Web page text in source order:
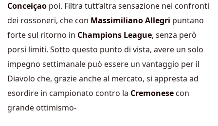
Conceiçao poi. Filtra tutt’altra sensazione nei confronti
dei rossoneri, che con Massimiliano Allegri puntano
forte sul ritorno in Champions League, senza però
porsi limiti. Sotto questo punto di vista, avere un solo
impegno settimanale può essere un vantaggio per il
Diavolo che, grazie anche al mercato, si appresta ad
esordire in campionato contro la Cremonese con
grande ottimismo-